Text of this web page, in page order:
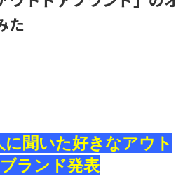
た
聞いた好きなアウト
ランド発表